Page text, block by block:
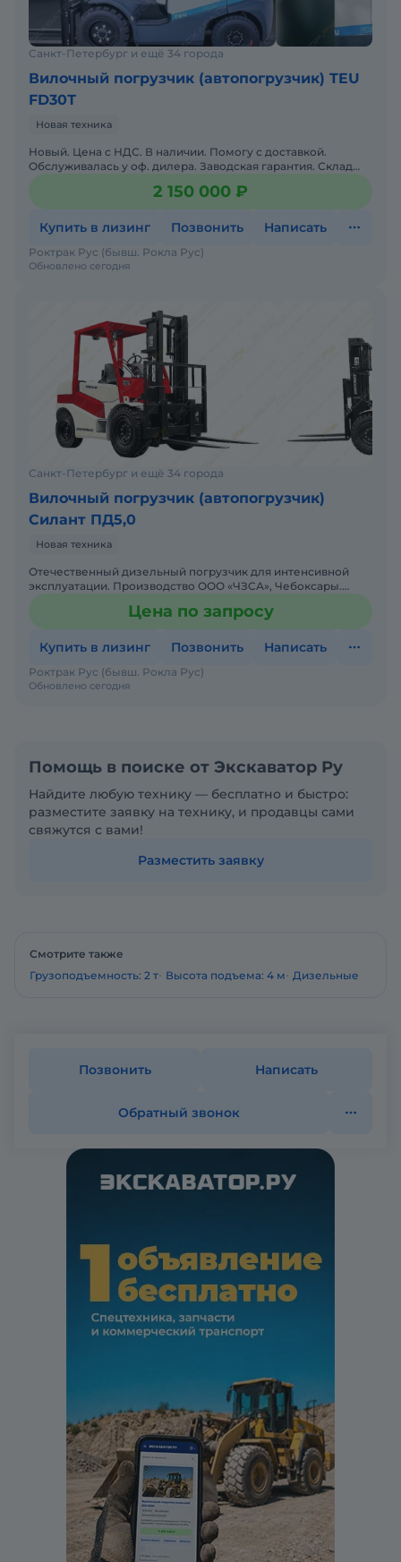
Санкт-Петербург и ещё 34 города
Вилочный погрузчик (автопогрузчик) TEU
FD30Т
Новая техника
Новый. Цена с НДС. В наличии. Помогу с доставкой.
Обслуживалась у оф. дилера. Заводская гарантия. Склад
2 150 000 ₽
Купить в лизинг Позвонить Написать
Обновлено сегодня
Роктрак Рус (бывш. Рокла Рус)
Санкт-Петербург и ещё 34 города
Вилочный погрузчик (автопогрузчик)
Силант ПД5,0
Новая техника
Отечественный дизельный погрузчик для интенсивной
эксплуатации. Производство ООО «ЧЗСА», Чебоксары.
Цена по запросу
Купить в лизинг Позвонить Написать
Обновлено сегодня
Роктрак Рус (бывш. Рокла Рус)
Помощь в поиске от Экскаватор Ру
Найдите любую технику — бесплатно и быстро:
разместите заявку на технику, и продавцы сами
свяжутся с вами!
Разместить заявку
Смотрите также
Грузоподъемность: 2 т Высота подъема: 4 м Дизельные
Позвонить Написать
Обратный звонок